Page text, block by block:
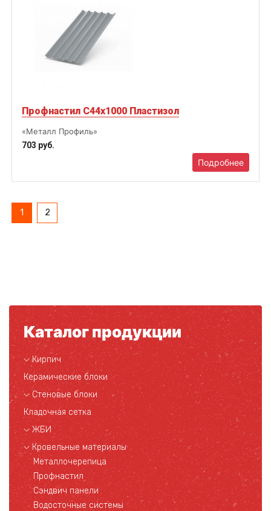
Профнастил С44х1000 Пластизол
«Металл Профиль»
703 руб.
Подробнее
1 2
Каталог продукции
Кирпич
Керамические блоки
Стеновые блоки
Кладочная сетка
ЖБИ
Кровельные материалы
Металлочерепица
Профнастил
Сэндвич панели
Водосточные системы